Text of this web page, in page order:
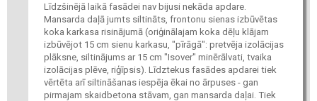
Līdzšinējā laikā fasādei nav bijusi nekāda apdare.
Mansarda daļā jumts siltināts, frontonu sienas izbūvētas
koka karkasa risinājumā (oriģinālajam koka dēļu klājam
izbūvējot 15 cm sienu karkasu, "pīrāgā": pretvēja izolācijas
plāksne, siltinājums ar 15 cm "Isover" minērālvati, tvaika
izolācijas plēve, riģīpsis). Līdztekus fasādes apdarei tiek
vērtēta arī siltināšanas iespēja ēkai no ārpuses - gan
pirmajam skaidbetona stāvam, gan mansarda daļai. Tiek